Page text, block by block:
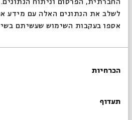
החברתית, הפרסום וניתוח
לשלב את הנתונים האלה עם מידע
אספו בעקבות השימוש שעשיתם
הסכמה
הכרחיות
תעדוף